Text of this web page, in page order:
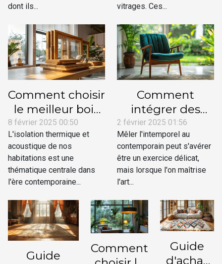
dont ils...
vitrages. Ces...
Comment choisir
le meilleur bois
triple vitrage
pour l'isolation
de votre
intérieur
8 février 2025 00:50
L'isolation thermique et
acoustique de nos
habitations est une
thématique centrale dans
l'ère contemporaine...
Comment
intégrer des
meubles vintage
pour une
décoration
moderne
2 février 2025 01:56
Mêler l'intemporel au
contemporain peut s'avérer
être un exercice délicat,
mais lorsque l'on maîtrise
l'art...
Guide
Comment
Guide
d'achat